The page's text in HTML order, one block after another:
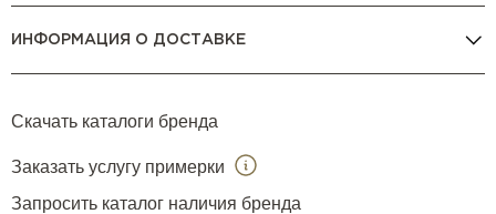
ИНФОРМАЦИЯ О ДОСТАВКЕ
Скачать каталоги бренда
Заказать услугу примерки
Запросить каталог наличия бренда